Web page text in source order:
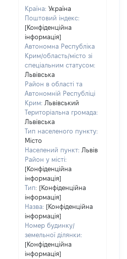
Країна: Україна
Поштовий індекс:
[Конфіденційна
інформація]
Автономна Республіка
Крим/область/місто зі
спеціальним статусом:
Львівська
Район в області та
Автономній Республіці
Крим: Львівський
Територіальна громада:
Львівська
Тип населеного пункту:
Місто
Населений пункт: Львів
Район у місті:
[Конфіденційна
інформація]
Тип: [Конфіденційна
інформація]
Назва: [Конфіденційна
інформація]
Номер будинку/
земельної ділянки:
[Конфіденційна
інформація]